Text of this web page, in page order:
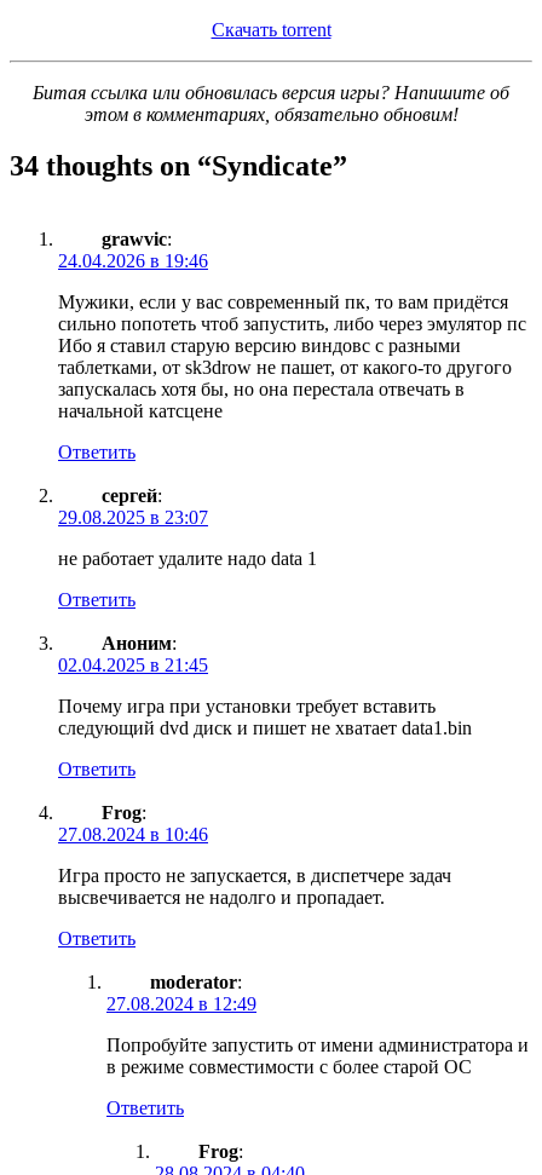
Скачать torrent
Битая ссылка или обновилась версия игры? Напишите об
этом в комментариях, обязательно обновим!
34 thoughts on “Syndicate”
grawvic:
24.04.2026 в 19:46
Мужики, если у вас современный пк, то вам придётся
сильно попотеть чтоб запустить, либо через эмулятор пс
Ибо я ставил старую версию виндовс с разными
таблетками, от sk3drow не пашет, от какого-то другого
запускалась хотя бы, но она перестала отвечать в
начальной катсцене
Ответить
сергей:
29.08.2025 в 23:07
не работает удалите надо data 1
Ответить
Аноним:
02.04.2025 в 21:45
Почему игра при установки требует вставить
следующий dvd диск и пишет не хватает data1.bin
Ответить
Frog:
27.08.2024 в 10:46
Игра просто не запускается, в диспетчере задач
высвечивается не надолго и пропадает.
Ответить
moderator:
27.08.2024 в 12:49
Попробуйте запустить от имени администратора и
в режиме совместимости с более старой ОС
Ответить
Frog: